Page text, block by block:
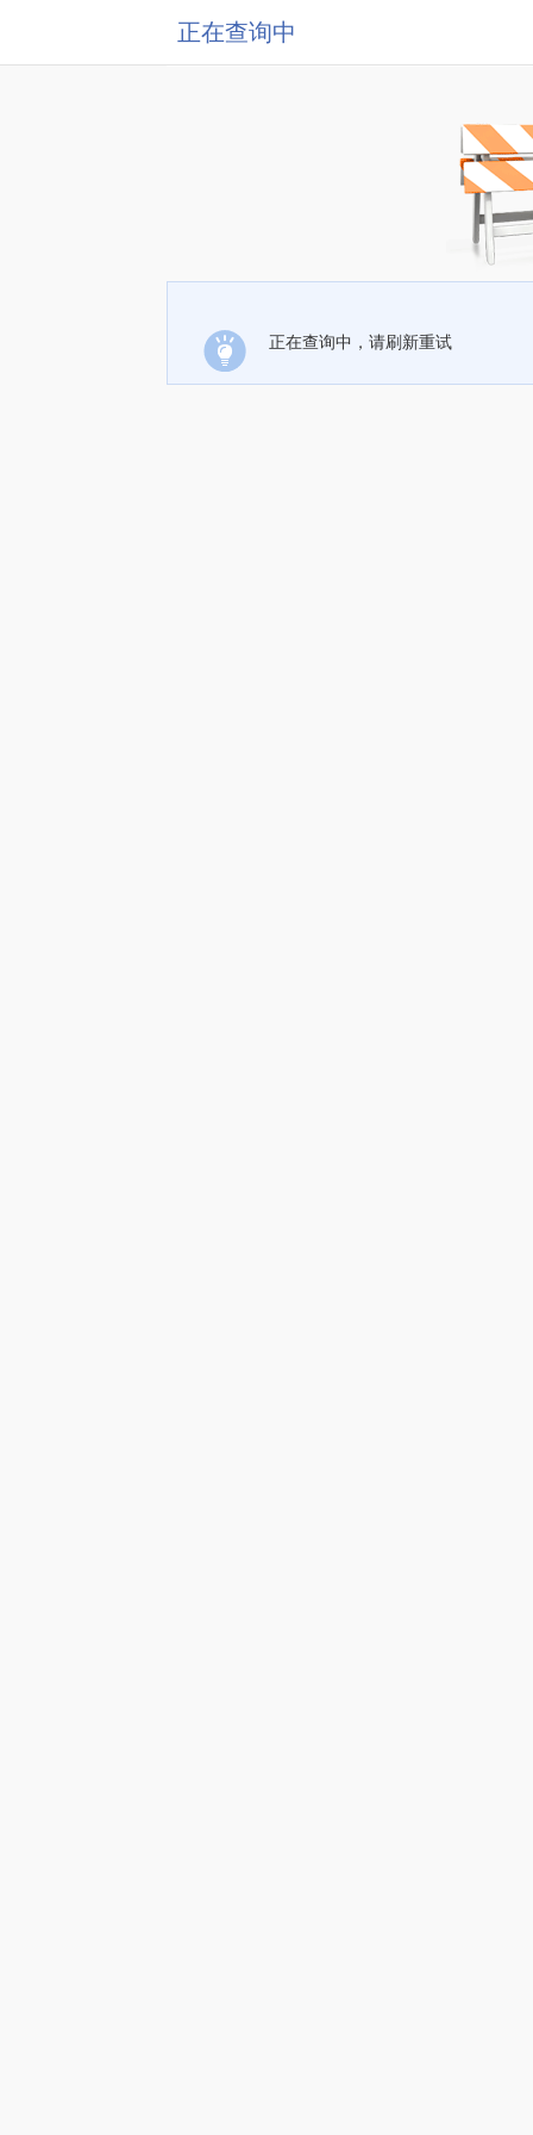
正在查询中
正在查询中，请刷新重试